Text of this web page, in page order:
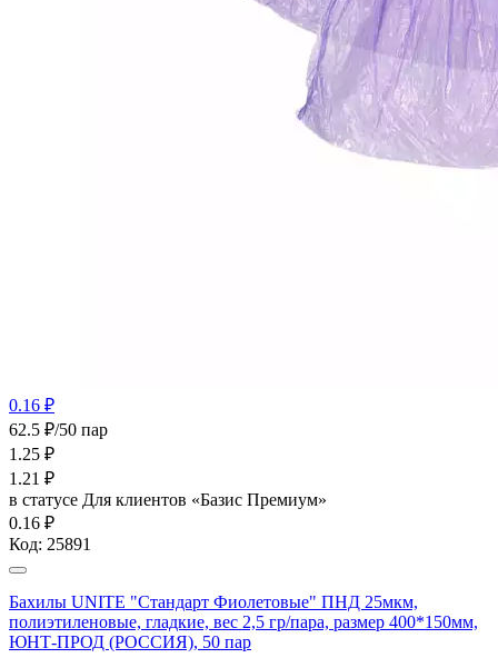
0.16 ₽
62.5 ₽/50 пар
1.25 ₽
1.21 ₽
в статусе Для клиентов «Базис Премиум»
0.16 ₽
Код: 25891
Бахилы UNITE "Стандарт Фиолетовые" ПНД 25мкм,
полиэтиленовые, гладкие, вес 2,5 гр/пара, размер 400*150мм,
ЮНТ-ПРОД (РОССИЯ), 50 пар